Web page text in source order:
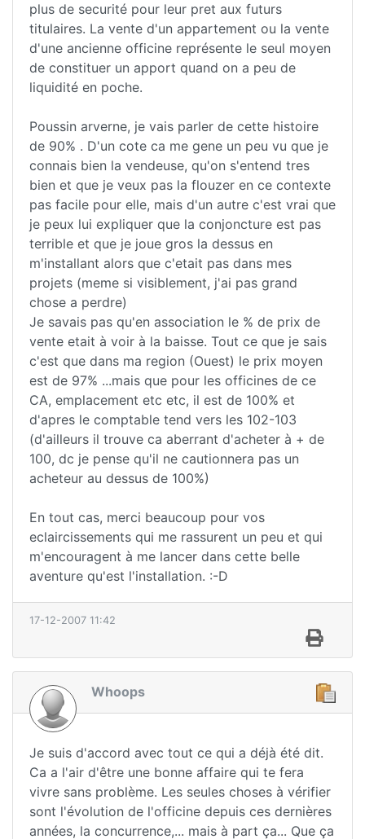
plus de securité pour leur pret aux futurs
titulaires. La vente d'un appartement ou la vente
d'une ancienne officine représente le seul moyen
de constituer un apport quand on a peu de
liquidité en poche.
Poussin arverne, je vais parler de cette histoire
de 90% . D'un cote ca me gene un peu vu que je
connais bien la vendeuse, qu'on s'entend tres
bien et que je veux pas la flouzer en ce contexte
pas facile pour elle, mais d'un autre c'est vrai que
je peux lui expliquer que la conjoncture est pas
terrible et que je joue gros la dessus en
m'installant alors que c'etait pas dans mes
projets (meme si visiblement, j'ai pas grand
chose a perdre)
Je savais pas qu'en association le % de prix de
vente etait à voir à la baisse. Tout ce que je sais
c'est que dans ma region (Ouest) le prix moyen
est de 97% ...mais que pour les officines de ce
CA, emplacement etc etc, il est de 100% et
d'apres le comptable tend vers les 102-103
(d'ailleurs il trouve ca aberrant d'acheter à + de
100, dc je pense qu'il ne cautionnera pas un
acheteur au dessus de 100%)
En tout cas, merci beaucoup pour vos
eclaircissements qui me rassurent un peu et qui
m'encouragent à me lancer dans cette belle
aventure qu'est l'installation. :-D
17-12-2007 11:42
Whoops
Je suis d'accord avec tout ce qui a déjà été dit.
Ca a l'air d'être une bonne affaire qui te fera
vivre sans problème. Les seules choses à vérifier
sont l'évolution de l'officine depuis ces dernières
années, la concurrence,... mais à part ça... Que ça